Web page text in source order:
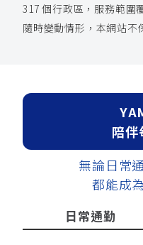
317 個行政區，服務範圍
隨時變動情形，本網站不
陪伴
無論日常
都能成
日常通勤